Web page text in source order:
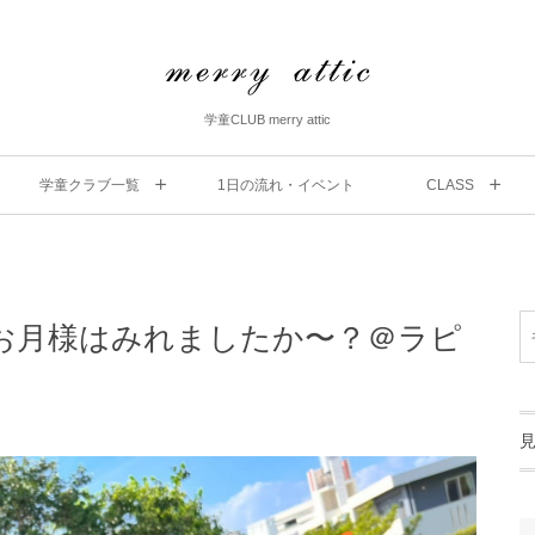
学童CLUB merry attic
学童クラブ一覧 1⽇の流れ・イベント CLASS
月様はみれましたか〜？＠ラピ